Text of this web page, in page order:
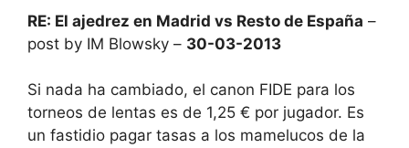
RE: El ajedrez en Madrid vs Resto de España –
post by IM Blowsky – 30-03-2013
Si nada ha cambiado, el canon FIDE para los
torneos de lentas es de 1,25 € por jugador. Es
un fastidio pagar tasas a los mamelucos de la